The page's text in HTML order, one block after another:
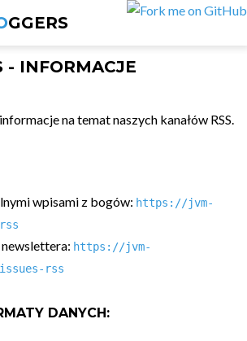
GGERS
- INFORMACJE
na temat naszych kanałów RSS.
wpisami z bogów: https://jvm-
newslettera: https://jvm-
rss
DANYCH: